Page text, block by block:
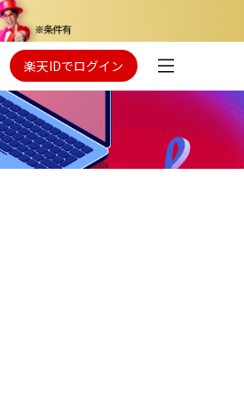
楽天IDでログイン